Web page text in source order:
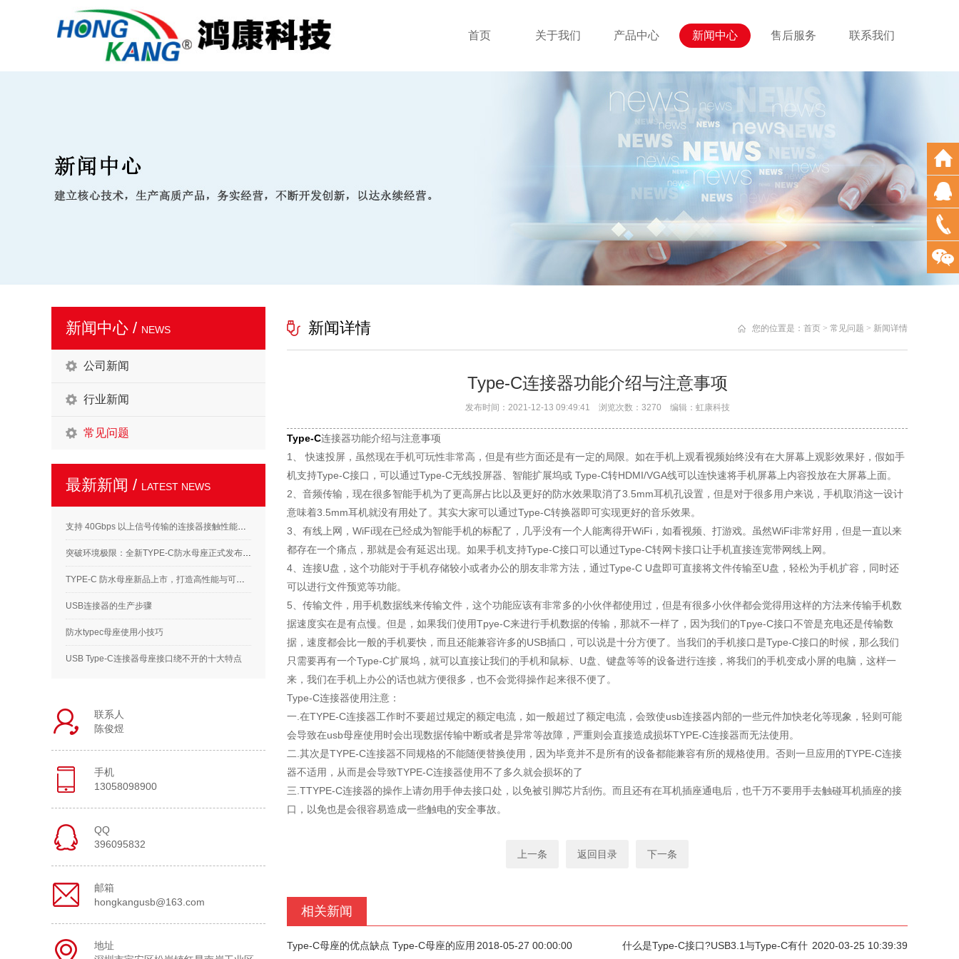
首页 关于我们 产品中心 新闻中心 售后服务 联系我们
新闻中心 / NEWS
公司新闻
行业新闻
常见问题
最新新闻 / LATEST NEWS
支持 40Gbps 以上信号传输的连接器接触性能要求解析
突破环境极限：全新TYPE-C防水母座正式发布，满足高标准应用需求
TYPE-C 防水母座新品上市，打造高性能与可靠性的完美结合
USB连接器的生产步骤
防水typec母座使用小技巧
USB Type-C连接器母座接口绕不开的十大特点
联系人
陈俊煜
手机
13058098900
QQ
396095832
邮箱
hongkangusb@163.com
地址
您的位置是： 首页 > 常见问题 > 新闻详情
新闻详情
Type-C连接器功能介绍与注意事项
发布时间：2021-12-13 09:49:41 浏览次数：3270 编辑：虹康科技
Type-C连接器功能介绍与注意事项
1、 快速投屏，虽然现在手机可玩性非常高，但是有些方面还是有一定的局限。如在手机上观看视频始终没有在大屏幕上观影效果好，假如手
机支持Type-C接口，可以通过Type-C无线投屏器、智能扩展坞或 Type-C转HDMI/VGA线可以连快速将手机屏幕上内容投放在大屏幕上面。
2、音频传输，现在很多智能手机为了更高屏占比以及更好的防水效果取消了3.5mm耳机孔设置，但是对于很多用户来说，手机取消这一设计
意味着3.5mm耳机就没有用处了。其实大家可以通过Type-C转换器即可实现更好的音乐效果。
3、有线上网，WiFi现在已经成为智能手机的标配了，几乎没有一个人能离得开WiFi，如看视频、打游戏。虽然WiFi非常好用，但是一直以来
都存在一个痛点，那就是会有延迟出现。如果手机支持Type-C接口可以通过Type-C转网卡接口让手机直接连宽带网线上网。
4、连接U盘，这个功能对于手机存储较小或者办公的朋友非常方法，通过Type-C U盘即可直接将文件传输至U盘，轻松为手机扩容，同时还
可以进行文件预览等功能。
5、传输文件，用手机数据线来传输文件，这个功能应该有非常多的小伙伴都使用过，但是有很多小伙伴都会觉得用这样的方法来传输手机数
据速度实在是有点慢。但是，如果我们使用Tpye-C来进行手机数据的传输，那就不一样了，因为我们的Tpye-C接口不管是充电还是传输数
据，速度都会比一般的手机要快，而且还能兼容许多的USB插口，可以说是十分方便了。当我们的手机接口是Type-C接口的时候，那么我们
只需要再有一个Type-C扩展坞，就可以直接让我们的手机和鼠标、U盘、键盘等等的设备进行连接，将我们的手机变成小屏的电脑，这样一
来，我们在手机上办公的话也就方便很多，也不会觉得操作起来很不便了。
Type-C连接器使用注意：
一.在TYPE-C连接器工作时不要超过规定的额定电流，如一般超过了额定电流，会致使usb连接器内部的一些元件加快老化等现象，轻则可能
会导致在usb母座使用时会出现数据传输中断或者是异常等故障，严重则会直接造成损坏TYPE-C连接器而无法使用。
二.其次是TYPE-C连接器不同规格的不能随便替换使用，因为毕竟并不是所有的设备都能兼容有所的规格使用。否则一旦应用的TYPE-C连接
器不适用，从而是会导致TYPE-C连接器使用不了多久就会损坏的了
三.TTYPE-C连接器的操作上请勿用手伸去接口处，以免被引脚芯片刮伤。而且还有在耳机插座通电后，也千万不要用手去触碰耳机插座的接
口，以免也是会很容易造成一些触电的安全事故。
上一条 返回目录 下一条
相关新闻
2018-05-27 00:00:00
Type-C母座的优点缺点 Type-C母座的应用 2020-03-25 10:39:39
什么是Type-C接口?USB3.1与Type-C有什